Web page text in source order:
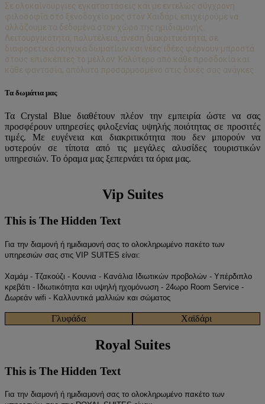
Σε ολοκαίνουργιες εγκαταστάσεις και με εντελώς σύγχρονη
φιλοσοφία στο ξενοδοχείο μας στον Χαιδάρι, επιχειρούμε να
αλλάζουμε τα δεδομένα στον χώρο της ημιδιαμονής.
Λειτουργικότητα, πολυτέλεια, άνεση διακριτικότητα, σε
διαφορετικά σκηνικά δωματίων και νέες ιδέες φέρνουν μπροστά
στους επισκέπτες το μέλλον. Καλύτερο από κάθε προσδοκία και
κάθε φαντασία, απόλυτα προσαρμοσμένο στις δικές σας ανάγκες.
Τα δωμάτια μας
Τα Crystal Blue διαθέτουν πλέον την εμπειρία ώστε να σας
προσφέρουν υπηρεσίες φιλοξενίας υψηλής ποιότητας σε προσιτές
τιμές. Με ευγένεια και διακριτικότητα που δεν μπορούν να
υστερούν σε τίποτα από τις μεγάλες αλυσίδες τουριστικών
υπηρεσιών. Το όραμα μας ξεπερνάει τα όρια μας.
Vip Suites
This is The Hidden Text
Για την διαμονή ή ημιδιαμονή σας το ολοκληρωμένο πακέτο των
υπηρεσιών σας στις VIP SUITES είναι:
Χαμάμ - Τζακούζι - Κουνια - Κανάλια Ιδιωτικών προβολών - Υπέρδιπλο
κρεβάτι - Ιδιωτικότητα και υψηλή ηχομόνωση - 24ωρο Room Service -
Δωρεάν wifi - Καλλυντικά μαλλιών και σώματος
Γλυφάδα Χαϊδάρι
Royal Suites
This is The Hidden Text
Για την διαμονή ή ημιδιαμονή σας το ολοκληρωμένο πακέτο των